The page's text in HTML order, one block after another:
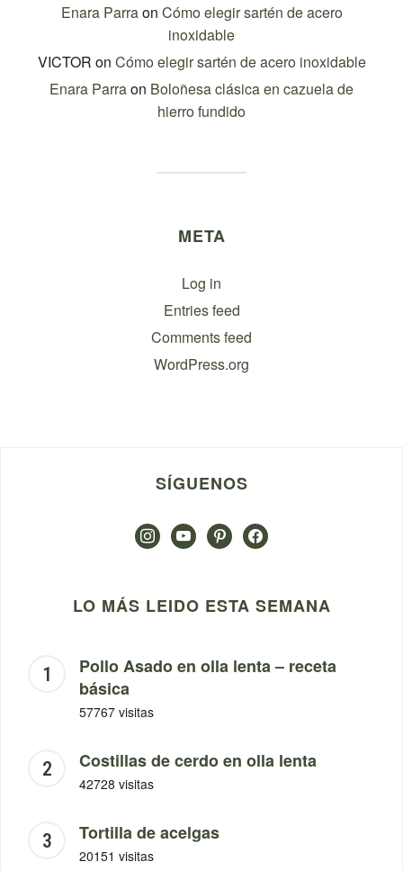
Enara Parraon Cómo elegir sartén de acero
inoxidable
VICTOR on Cómo elegir sartén de acero inoxidable
Enara Parraon Boloñesa clásica en cazuela de
hierro fundido
META
Log in
Entries feed
Comments feed
WordPress.org
SÍGUENOS
instagramyoutubepinterestfacebook
LO MÁS LEIDO ESTA SEMANA
Pollo Asado en olla lenta – receta
básica
57767 visitas
Costillas de cerdo en olla lenta
42728 visitas
Tortilla de acelgas
20151 visitas